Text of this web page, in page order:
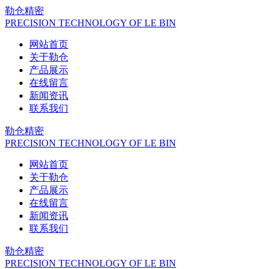
勒仓精密
PRECISION TECHNOLOGY OF LE BIN
网站首页
关于勒仓
产品展示
在线留言
新闻资讯
联系我们
勒仓精密
PRECISION TECHNOLOGY OF LE BIN
网站首页
关于勒仓
产品展示
在线留言
新闻资讯
联系我们
勒仓精密
PRECISION TECHNOLOGY OF LE BIN